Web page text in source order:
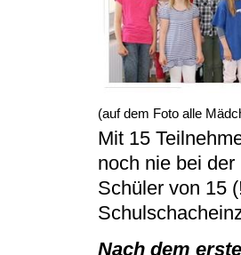
(auf dem Foto alle
Mit 15
noch nie bei
Schüler von 15
Nach dem